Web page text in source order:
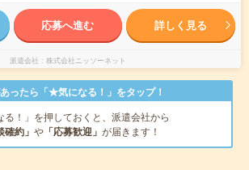
応募へ進む 詳しく見る
派遣会社 株式会社ニッソーネット
ったら「★気になる！」をタップ！
る！」を押しておくと、派遣会社から
確約」 や 「応募歓迎」 が届きます！